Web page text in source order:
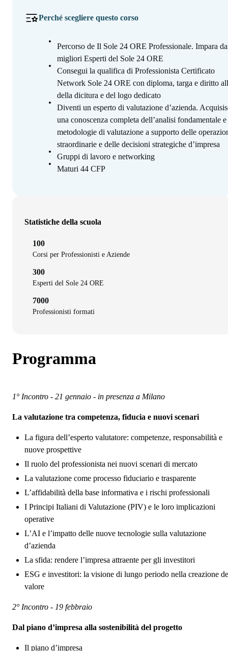
Perché scegliere questo corso
Percorso de Il Sole 24 ORE Professionale. Impara
migliori Esperti del Sole 24 ORE
Consegui la qualifica di Professionista Certificato
Network Sole 24 ORE con diploma, targa e diritto
della dicitura e del logo dedicato
Diventi un esperto di valutazione d’azienda.
una conoscenza completa dell’analisi fondamentale
metodologie di valutazione a supporto delle
straordinarie e delle decisioni strategiche d’impresa
Gruppi di lavoro e networking
Maturi 44 CFP
Statistiche della scuola
100
Corsi per Professionisti e Aziende
300
Esperti del Sole 24 ORE
7000
Professionisti formati
Programma
1° Incontro - 21 gennaio - in presenza a Milano
La valutazione tra competenza, fiducia e nuovi scenari
La figura dell’esperto valutatore: competenze, responsabilità e
nuove prospettive
Il ruolo del professionista nei nuovi scenari di mercato
La valutazione come processo fiduciario e trasparente
L’affidabilità della base informativa e i rischi professionali
I Principi Italiani di Valutazione (PIV) e le loro implicazioni
operative
L’AI e l’impatto delle nuove tecnologie sulla valutazione
d’azienda
La sfida: rendere l’impresa attraente per gli investitori
ESG e investitori: la visione di lungo periodo nella creazione
valore
2° Incontro - 19 febbraio
Dal piano d’impresa alla sostenibilità del progetto
Il piano d’impresa